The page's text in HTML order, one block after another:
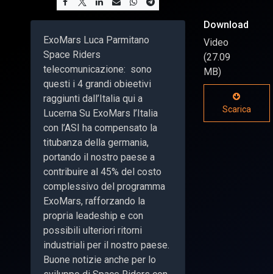
ExoMars Luca Parmitano
Space Riders
telecomunicazione: sono
questi i 4 grandi obieetivi
raggiunti dall’Italia qui a
Lucerna Su ExoMars l’Italia
con l’ASI ha compensato la
titubanza della germania,
portando il nostro paese a
contribuire al 45% del costo
complessivo del programma
ExoMars, rafforzando la
propria leadeship e con
possibili ulteriori ritorni
industriali per il nostro paese.
Buone notizie anche per lo
Download
Video
(27.09
MB)
Scarica